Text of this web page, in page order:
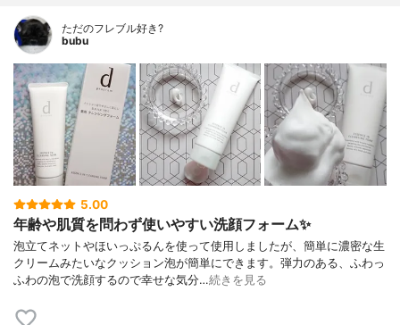
ただのフレブル好き?
bubu
5.00
年齢や肌質を問わず使いやすい洗顔フォーム✨
泡立てネットやほいっぷるんを使って使用しましたが、簡単に濃密な生
クリームみたいなクッション泡が簡単にできます。弾力のある、ふわっ
ふわの泡で洗顔するので幸せな気分…続きを見る